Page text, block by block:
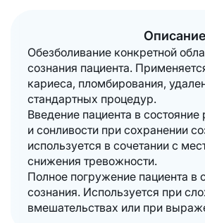
Описание
Обезболивание конкретной
сознания пациента.
кариеса, пломбирования,
стандартных процедур.
Введение пациента в состояние
и сонливости при сохранении
используется в сочетании с
снижения тревожности.
Полное погружение пациента в
сознания. Используется при
вмешательствах или при